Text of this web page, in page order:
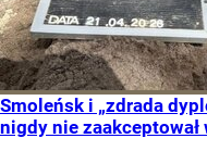
Smoleńsk i „zdrada
nigdy nie